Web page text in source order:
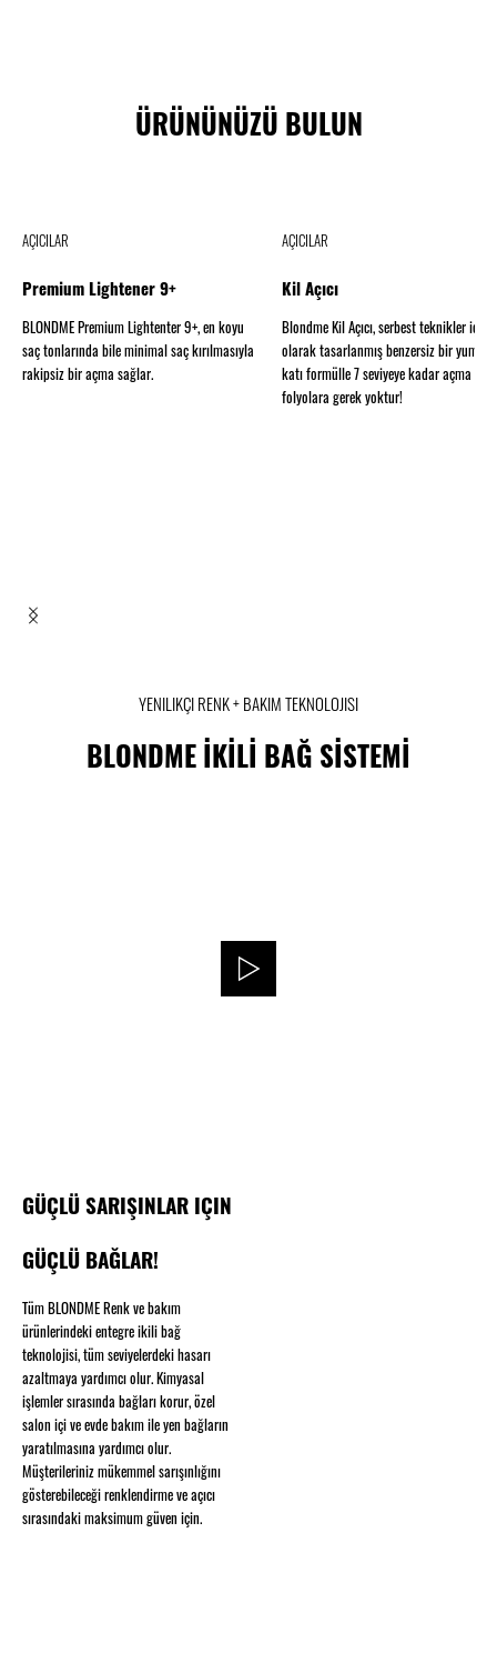
ÜRÜNÜNÜZÜ BULUN
AÇICILAR
Premium Lightener 9+
BLONDME Premium Lightenter 9+, en koyu
saç tonlarında bile minimal saç kırılmasıyla
rakipsiz bir açma sağlar.
AÇICILAR
Kil Açıcı
Blondme Kil Açıcı, serbest teknikler için
olarak tasarlanmış benzersiz bir
katı formülle 7 seviyeye kadar açma
folyolara gerek yoktur!
YENILIKÇI RENK + BAKIM TEKNOLOJISI
BLONDME İKİLİ BAĞ SİSTEMİ
GÜÇLÜ SARIŞINLAR IÇIN
GÜÇLÜ BAĞLAR!
Tüm BLONDME Renk ve bakım
ürünlerindeki entegre ikili bağ
teknolojisi, tüm seviyelerdeki hasarı
azaltmaya yardımcı olur. Kimyasal
işlemler sırasında bağları korur, özel
salon içi ve evde bakım ile yen bağların
yaratılmasına yardımcı olur.
Müşterileriniz mükemmel sarışınlığını
gösterebileceği renklendirme ve açıcı
sırasındaki maksimum güven için.